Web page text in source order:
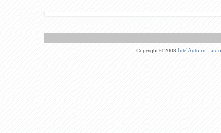
Copyright © 2008 IntelAuto.ru -